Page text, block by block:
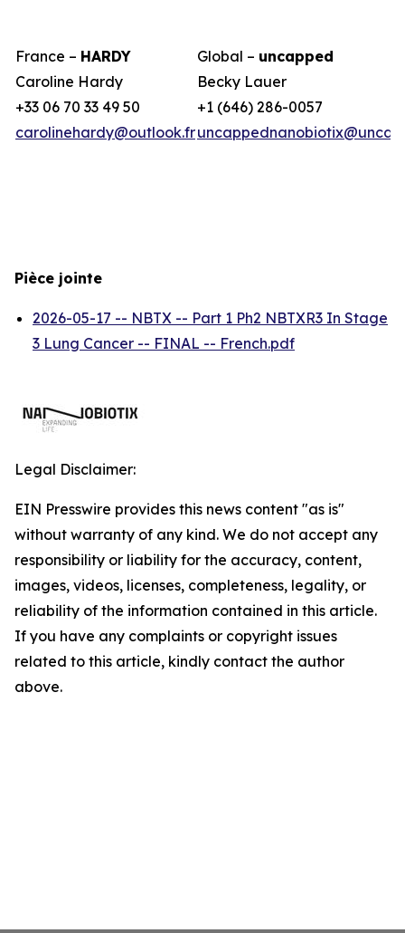
France – HARDY
Caroline Hardy
+33 06 70 33 49 50
carolinehardy@outlook.fr
Global – uncapped
Becky Lauer
+1 (646) 286-0057
Pièce jointe
2026-05-17 -- NBTX -- Part 1 Ph2 NBTXR3 In Stage
3 Lung Cancer -- FINAL -- French.pdf
Legal Disclaimer:
EIN Presswire provides this news content "as is"
without warranty of any kind. We do not accept any
responsibility or liability for the accuracy, content,
images, videos, licenses, completeness, legality, or
reliability of the information contained in this article.
If you have any complaints or copyright issues
related to this article, kindly contact the author
above.